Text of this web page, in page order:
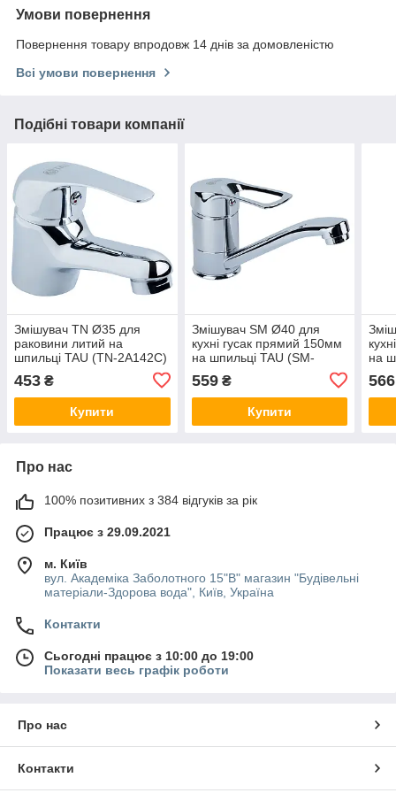
Умови повернення
Повернення товару впродовж 14 днів за домовленістю
Всі умови повернення
Подібні товари компанії
Змішувач TN Ø35 для
раковини литий на
шпильці TAU (TN-2A142C)
453 ₴
Купити
Змішувач SM Ø40 для
кухні гусак прямий 150мм
на шпильці TAU (SM-
559₴
Купити
на
566
Про нас
100% позитивних з 384 відгуків за рік
Працює з 29.09.2021
м. Київ
вул. Академіка Заболотного 15"В" магазин "Будівельні
матеріали-Здорова вода", Київ, Україна
Контакти
Сьогодні працює з 10:00 до 19:00
Показати весь графік роботи
Про нас
Контакти